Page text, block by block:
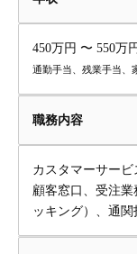
450万円 〜 550万
通勤手当、残業手当、
職務内容
カスタマーサービ
顧客窓口、受注
ッキング）、通